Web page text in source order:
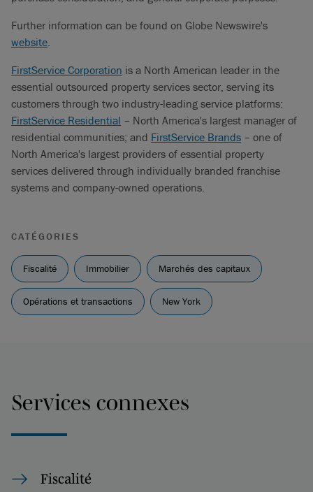
Further information can be found on Globe Newswire's
website.
FirstService Corporation is a North American leader in the
essential outsourced property services sector, serving its
customers through two industry-leading service platforms:
FirstService Residential – North America's largest manager of
residential communities; and FirstService Brands – one of
North America's largest providers of essential property
services delivered through individually branded franchise
systems and company-owned operations.
CATÉGORIES
Fiscalité Immobilier Marchés des capitaux
Opérations et transactions New York
Services connexes
Fiscalité